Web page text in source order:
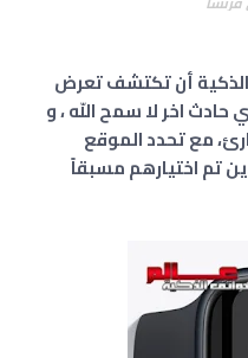
يمكن لساعة Apple Watch ultra الذكية أن تكتشف تعرض
اخر لا سمح اللّه ، و
مع تحدد الموقع
تم اختيارهم مسبقاً